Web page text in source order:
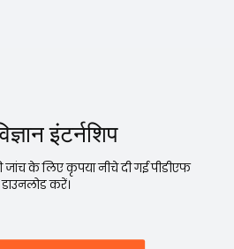
इंटर्नशिप
जांच के लिए कृपया नीचे दी गई पीडीएफ
डाउनलोड करें।